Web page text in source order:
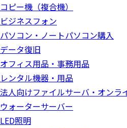
コピー機（複合機）
ビジネスフォン
パソコン・ノートパソコン購入
データ復旧
オフィス用品・事務用品
レンタル機器・用品
法人向けファイルサーバ・オンラ
ウォーターサーバー
LED照明